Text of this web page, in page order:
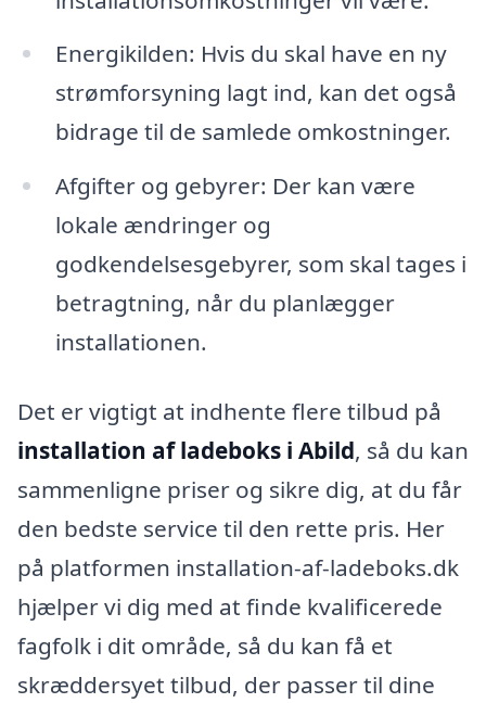
Energikilden: Hvis du skal have en ny
strømforsyning lagt ind, kan det også
bidrage til de samlede omkostninger.
Afgifter og gebyrer: Der kan være
lokale ændringer og
godkendelsesgebyrer, som skal tages i
betragtning, når du planlægger
installationen.
Det er vigtigt at indhente flere tilbud på
installation af ladeboks i Abild, så du kan
sammenligne priser og sikre dig, at du får
den bedste service til den rette pris. Her
på platformen installation-af-ladeboks.dk
hjælper vi dig med at finde kvalificerede
fagfolk i dit område, så du kan få et
skræddersyet tilbud, der passer til dine